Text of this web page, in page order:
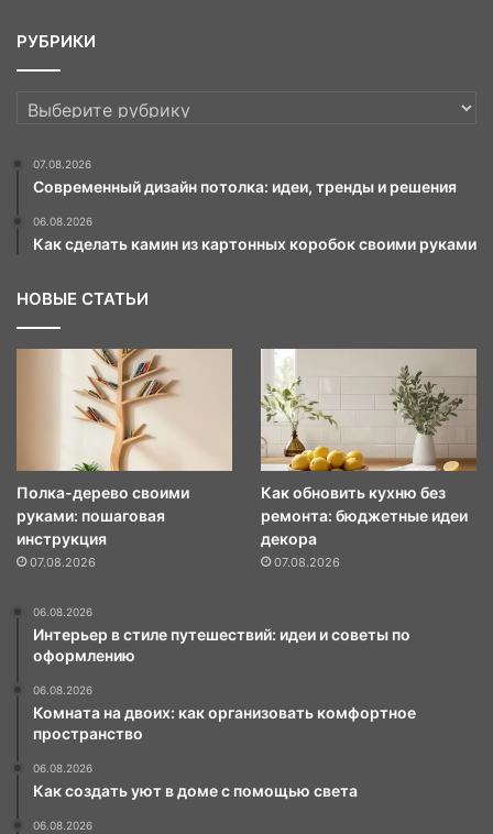
РУБРИКИ
РУБРИКИ
07.08.2026
Современный дизайн потолка: идеи, тренды и решения
06.08.2026
Как сделать камин из картонных коробок своими руками
НОВЫЕ СТАТЬИ
Полка-дерево своими
руками: пошаговая
инструкция
07.08.2026
Как обновить кухню без
ремонта: бюджетные идеи
декора
07.08.2026
06.08.2026
Интерьер в стиле путешествий: идеи и советы по
оформлению
06.08.2026
Комната на двоих: как организовать комфортное
пространство
06.08.2026
Как создать уют в доме с помощью света
06.08.2026